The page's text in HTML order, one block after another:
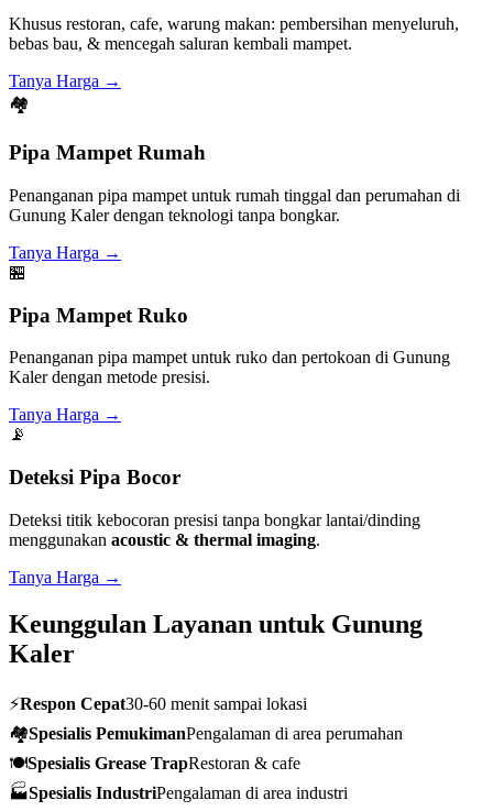
Khusus restoran, cafe, warung makan: pembersihan menyeluruh,
bebas bau, & mencegah saluran kembali mampet.
Tanya Harga →
🏘️
Pipa Mampet Rumah
Penanganan pipa mampet untuk rumah tinggal dan perumahan di
Gunung Kaler dengan teknologi tanpa bongkar.
Tanya Harga →
🏪
Pipa Mampet Ruko
Penanganan pipa mampet untuk ruko dan pertokoan di Gunung
Kaler dengan metode presisi.
Tanya Harga →
📡
Deteksi Pipa Bocor
Deteksi titik kebocoran presisi tanpa bongkar lantai/dinding
menggunakan acoustic & thermal imaging.
Tanya Harga →
Keunggulan Layanan untuk Gunung
Kaler
⚡Respon Cepat30-60 menit sampai lokasi
🏘️Spesialis PemukimanPengalaman di area perumahan
🍽️Spesialis Grease TrapRestoran & cafe
🏭Spesialis IndustriPengalaman di area industri